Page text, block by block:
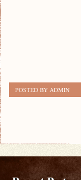
POSTED BY ADMIN